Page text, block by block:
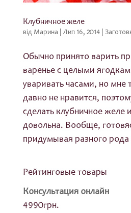
Клубничное желе
від Марина Лип 16, 2014|
Обычно принято варить
варенье с целыми
уваривать часами, но мне
давно не нравится,
сделать клубничное желе
довольна. Вообще,
придумывая разного
Рейтинговые товары
Консультация онлайн
4990грн.